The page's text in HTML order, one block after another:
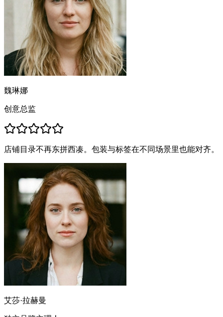
魏琳娜
创意总监
店铺目录不再东拼西凑。包装与标签在不同场景里也能对齐。
艾莎·拉赫曼